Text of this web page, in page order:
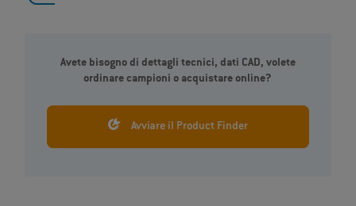
Avete bisogno di dettagli tecnici, dati CAD, volete
ordinare campioni o acquistare online?
Avviare il Product Finder